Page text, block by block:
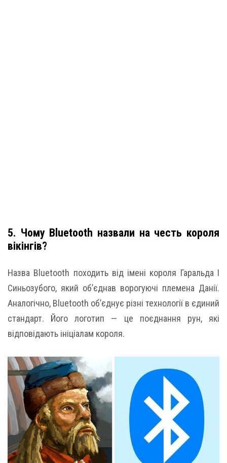
5. Чому Bluetooth назвали на честь короля
вікінгів?
Назва Bluetooth походить від імені короля Гаральда I
Синьозубого, який об’єднав ворогуючі племена Данії.
Аналогічно, Bluetooth об’єднує різні технології в єдиний
стандарт. Його логотип — це поєднання рун, які
відповідають ініціалам короля.